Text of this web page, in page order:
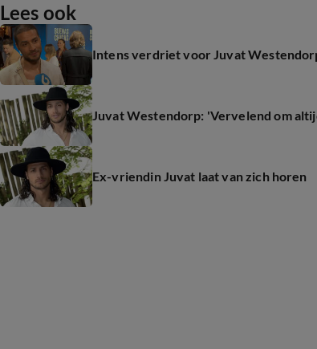
Lees ook
Intens verdriet voor Juvat
Juvat Westendorp: 'Vervelend om
Ex-vriendin Juvat laat van zich horen